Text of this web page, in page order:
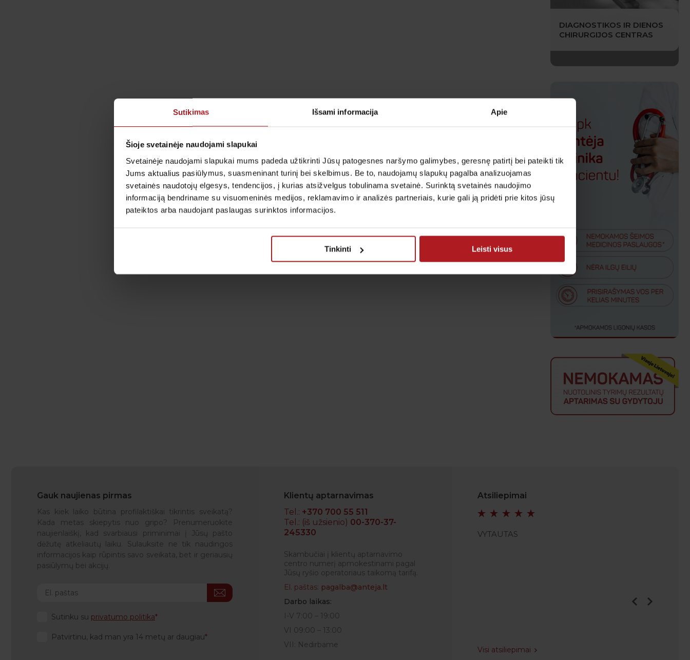
Sutikimas Išsami informacija Apie
Šioje svetainėje naudojami slapukai
Svetainėje naudojami slapukai mums padeda užtikrinti Jūsų patogesnes naršymo galimybes, geresnę patirtį bei pateikti tik
Jums aktualius pasiūlymus, suasmeninant turinį bei skelbimus. Be to, naudojamų slapukų pagalba analizuojamas
svetainės naudotojų elgesys, tendencijos, į kurias atsižvelgus tobulinama svetainė. Surinktą svetainės naudojimo
informaciją bendriname su visuomeninės medijos, reklamavimo ir analizės partneriais, kurie gali ją pridėti prie kitos jūsų
pateiktos arba naudojant paslaugas surinktos informacijos.
Tinkinti Leisti visus
DIAGNOSTIKOS IR DIENOS
CHIRURGIJOS CENTRAS
Gauk naujienas pirmas
Kas kiek laiko būtina profilaktiškai tikrintis sveikatą?
Kada metas skiepytis nuo gripo? Prenumeruokite
naujienlaiškį, kad svarbiausi priminimai į Jūsų pašto
dėžutę atkeliautų laiku. Sulauksite ne tik naudingos
informacijos kaip rūpintis savo sveikata, bet ir geriausių
pasiūlymų bei akcijų.
Sutinku su privatumo politika
Patvirtinu, kad man yra 14 metų ar daugiau
Klientų aptarnavimas
Tel.: +370 700 55 511
Tel.: (iš užsienio) 00-370-37-
245330
Skambučiai į klientų aptarnavimo
centro numerį apmokestinami pagal
Jūsų ryšio operatoriaus taikomą tarifą.
El. paštas: pagalba@anteja.lt
Darbo laikas:
I-V 7:00 – 19:00
VI 09:00 – 13:00
VII: Nedirbame
Atsiliepimai
IGLĖ VYTAUTAS
Visi atsiliepimai